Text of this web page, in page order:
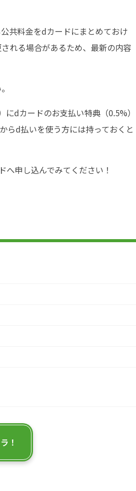
共料金をdカードにまとめておけ
れる場合があるため、最新の内容
dカードのお支払い特典（0.5%）
らd払いを使う方には持っておくと
申し込んでみてください！
！